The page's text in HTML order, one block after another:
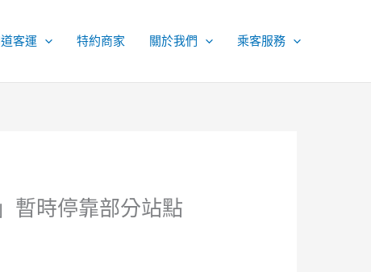
客運 特約商家 關於我們 乘客服務
暫時停靠部分站點